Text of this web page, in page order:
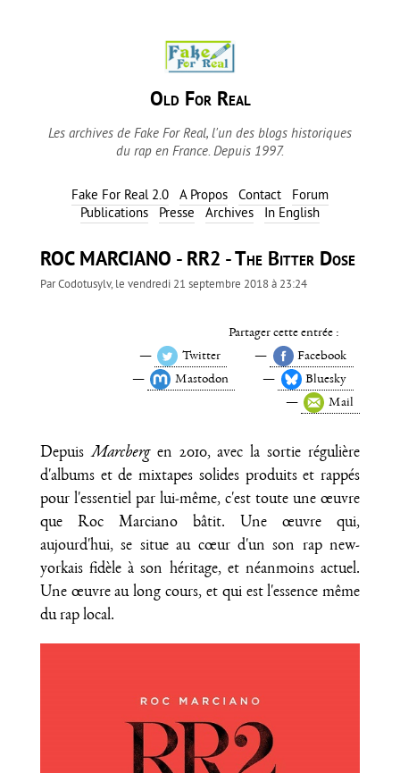
Old For Real
Les archives de Fake For Real, l'un des blogs historiques
du rap en France. Depuis 1997.
Fake For Real 2.0 A Propos Contact
Forum
Publications
Presse Archives In English
ROC MARCIANO - RR2 - The Bitter Dose
ParCodotusylv, le vendredi 21 septembre 2018 à 23:24
Partager cette entrée :
Twitter
Facebook
Mastodon
Bluesky
Mail
DepuisMarcbergen 2010, avec la sortie régulière
d'albums et de mixtapes solides produits et rappés
pour l'essentiel par lui-même, c'est toute une œuvre
que Roc Marciano bâtit. Une œuvre qui,
aujourd'hui, se situe au cœur d'un son rap new-
yorkais fidèle à son héritage, et néanmoins actuel.
Une œuvre au long cours, et qui est l'essence même
du rap local.